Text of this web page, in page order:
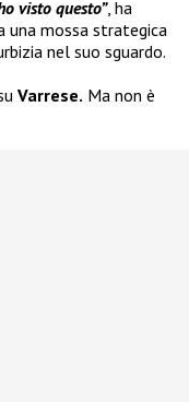
visto questo”, ha
una mossa strategica
nel suo sguardo.
Varrese. Ma non è